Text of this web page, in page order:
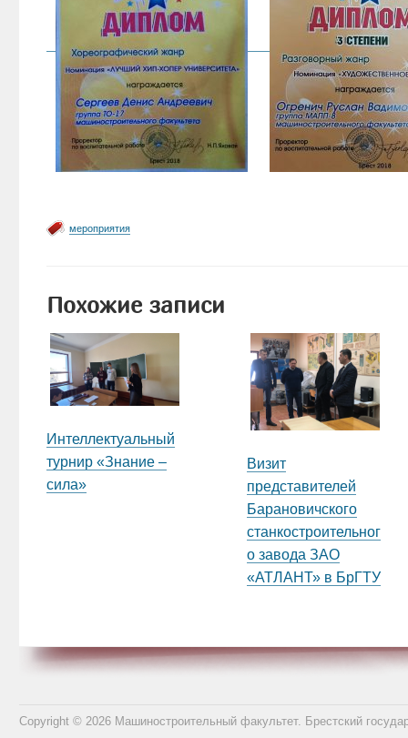
мероприятия
Похожие записи
Интеллектуальный
турнир «Знание –
сила»
Визит
представителей
Барановичского
станкостроительног
о завода ЗАО
«АТЛАНТ» в БрГТУ
Copyright © 2026 Машиностроительный факультет. Брестский